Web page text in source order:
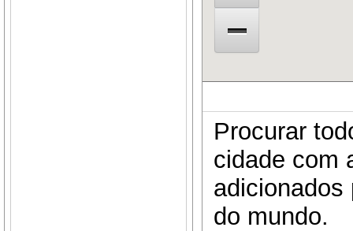
Procurar
cidade com
adicionados
do mundo.